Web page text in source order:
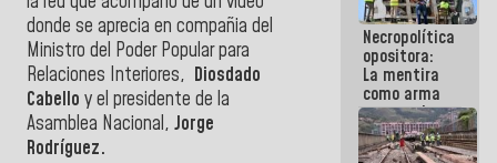
donde se aprecia en compañia del
Ministro del Poder Popular para
Relaciones Interiores, Diosdado
Cabello y el presidente de la
Asamblea Nacional, Jorge
Rodríguez.
escombros
en La Guaira
Necropolítica
opositora:
La mentira
como arma
contra el
Pueblo